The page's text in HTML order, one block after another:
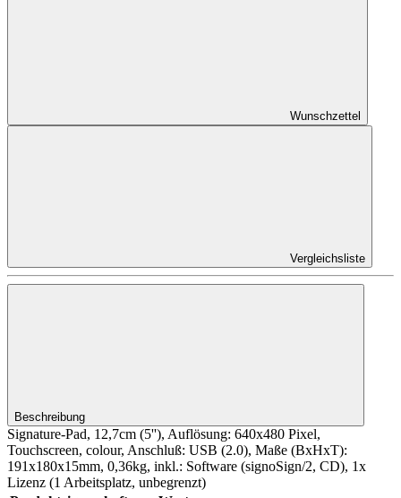
Wunschzettel
Vergleichsliste
Beschreibung
Signature-Pad, 12,7cm (5''), Auflösung: 640x480 Pixel,
Touchscreen, colour, Anschluß: USB (2.0), Maße (BxHxT):
191x180x15mm, 0,36kg, inkl.: Software (signoSign/2, CD), 1x
Lizenz (1 Arbeitsplatz, unbegrenzt)